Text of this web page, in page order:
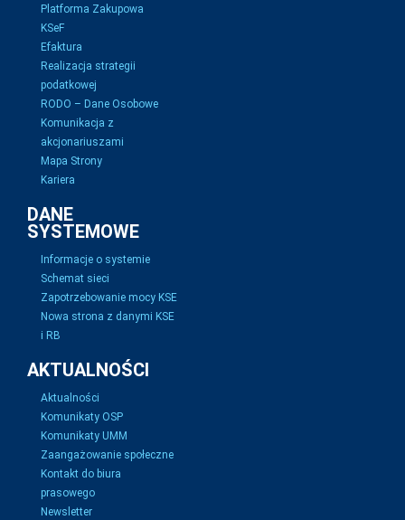
Platforma Zakupowa
KSeF
Efaktura
Realizacja strategii
podatkowej
RODO – Dane Osobowe
Komunikacja z
akcjonariuszami
Mapa Strony
Kariera
DANE
SYSTEMOWE
Informacje o systemie
Schemat sieci
Zapotrzebowanie mocy KSE
Nowa strona z danymi KSE
i RB
AKTUALNOŚCI
Aktualności
Komunikaty OSP
Komunikaty UMM
Zaangażowanie społeczne
Kontakt do biura
prasowego
Newsletter